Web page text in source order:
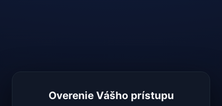
Overenie Vášho prístupu